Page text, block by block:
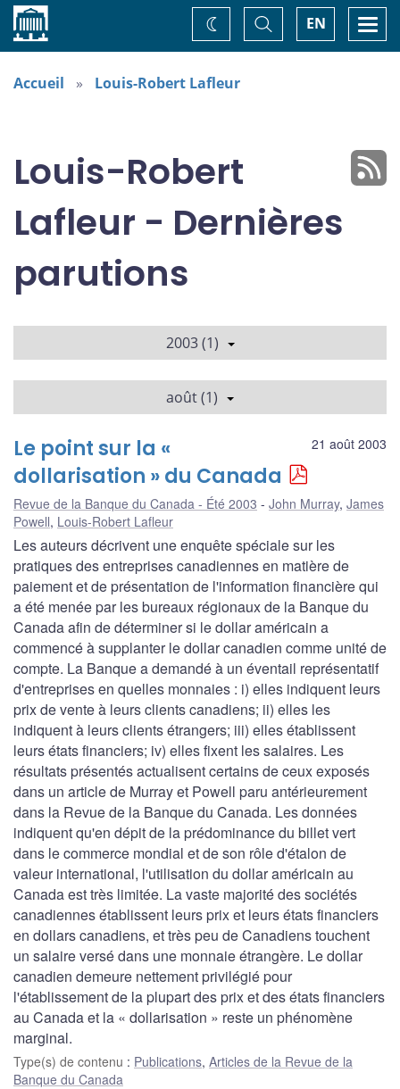
Accueil EN
Basculer
la
recherche
Changez
de
thème
Accueil Louis-Robert Lafleur
Louis-Robert
Lafleur - Dernières
parutions
2003 (1)
août (1)
21 août 2003
Le point sur la «
dollarisation » du Canada
Revue de la Banque du Canada - Été 2003 John Murray, James
Powell, Louis-Robert Lafleur
Les auteurs décrivent une enquête spéciale sur les
pratiques des entreprises canadiennes en matière de
paiement et de présentation de l'information financière qui
a été menée par les bureaux régionaux de la Banque du
Canada afin de déterminer si le dollar américain a
commencé à supplanter le dollar canadien comme unité de
compte. La Banque a demandé à un éventail représentatif
d'entreprises en quelles monnaies : i) elles indiquent leurs
prix de vente à leurs clients canadiens; ii) elles les
indiquent à leurs clients étrangers; iii) elles établissent
leurs états financiers; iv) elles fixent les salaires. Les
résultats présentés actualisent certains de ceux exposés
dans un article de Murray et Powell paru antérieurement
dans la Revue de la Banque du Canada. Les données
indiquent qu'en dépit de la prédominance du billet vert
dans le commerce mondial et de son rôle d'étalon de
valeur international, l'utilisation du dollar américain au
Canada est très limitée. La vaste majorité des sociétés
canadiennes établissent leurs prix et leurs états financiers
en dollars canadiens, et très peu de Canadiens touchent
un salaire versé dans une monnaie étrangère. Le dollar
canadien demeure nettement privilégié pour
l'établissement de la plupart des prix et des états financiers
au Canada et la « dollarisation » reste un phénomène
marginal.
Type(s) de contenu : Publications, Articles de la Revue de la
Banque du Canada